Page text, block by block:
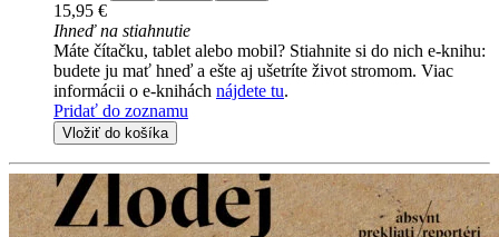
15,95 €
Ihneď na stiahnutie
Máte čítačku, tablet alebo mobil? Stiahnite si do nich e-knihu:
budete ju mať hneď a ešte aj ušetríte život stromom. Viac
informácii o e-knihách nájdete tu.
Pridať do zoznamu
Vložiť do košíka